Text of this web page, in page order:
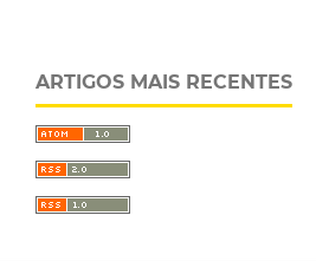
ARTIGOS MAIS RECENTES